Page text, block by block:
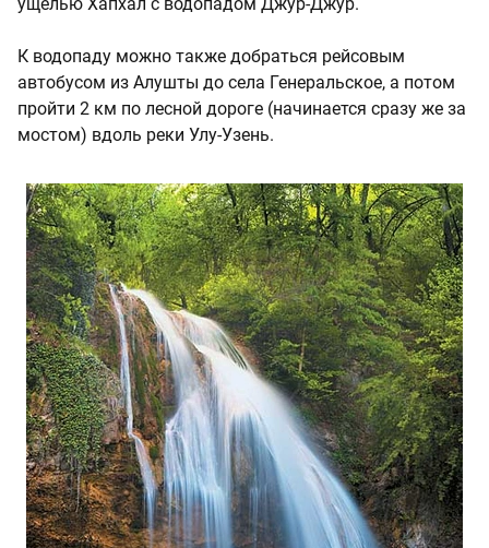
К водопаду можно также добраться рейсовым
автобусом из Алушты до села Генеральское, а потом
пройти 2 км по лесной дороге (начинается сразу же за
мостом) вдоль реки Улу-Узень.